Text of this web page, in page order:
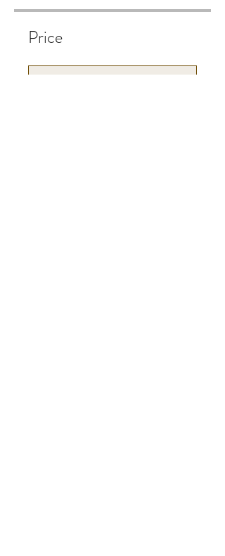
Price